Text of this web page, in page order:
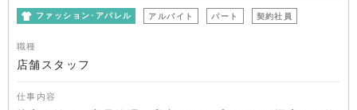
ファッション･アパレル アルバイト パート 契約社員
職種
店舗スタッフ
仕事内容